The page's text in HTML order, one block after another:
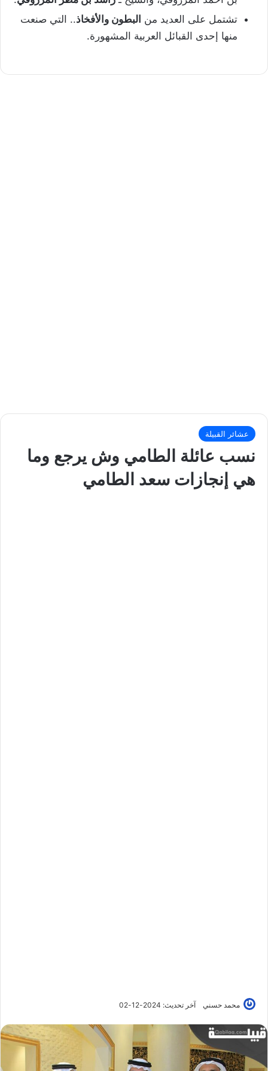
تشتمل على العديد من البطون والأفخاذ.. التي صنعت
منها إحدى القبائل العربية المشهورة.